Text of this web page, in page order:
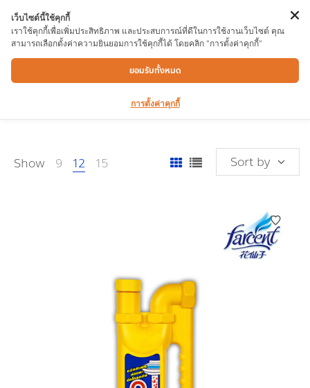
น้ำยาทำความสะอาดห้องน้ำ/สุขภัณฑ์/ดับกลิ่น
Show 9 12 15 Sort by
เว็บไซต์นี้ใช้คุกกี้
เราใช้คุกกี้เพื่อเพิ่มประสิทธิภาพ และประสบการณ์ที่ดีในการใช้งานเว็บไซต์ คุณ
สามารถเลือกตั้งค่าความยินยอมการใช้คุกกี้ได้ โดยคลิก "การตั้งค่าคุกกี้"
ยอมรับทั้งหมด
การตั้งค่าคุกกี้